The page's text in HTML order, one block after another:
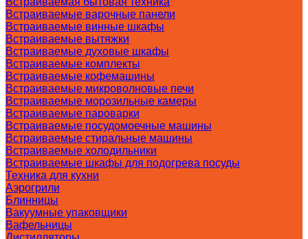
Встраиваемые варочные панели
Встраиваемые винные шкафы
Встраиваемые вытяжки
Встраиваемые духовые шкафы
Встраиваемые комплекты
Встраиваемые кофемашины
Встраиваемые микроволновые печи
Встраиваемые морозильные камеры
Встраиваемые пароварки
Встраиваемые посудомоечные машины
Встраиваемые стиральные машины
Встраиваемые холодильники
Встраиваемые шкафы для подогрева посуды
Техника для кухни
Аэрогрили
Блинницы
Вакуумные упаковщики
Вафельницы